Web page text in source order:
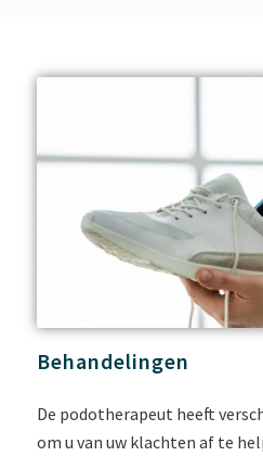
Behandelingen
De podotherapeut heeft
om u van uw klachten af te